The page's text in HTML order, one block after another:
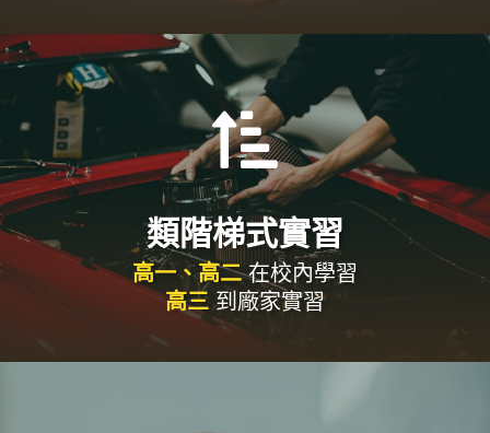

類階梯式實習
高一、高二在校內學習
高三到廠家實習